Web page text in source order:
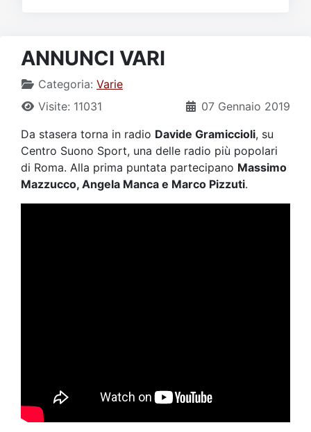
ANNUNCI VARI
Categoria: Varie
07 Gennaio 2019
Visite: 11031
Da stasera torna in radio Davide Gramiccioli, su
Centro Suono Sport, una delle radio più popolari
di Roma. Alla prima puntata partecipano Massimo
Mazzucco, Angela Manca e Marco Pizzuti.